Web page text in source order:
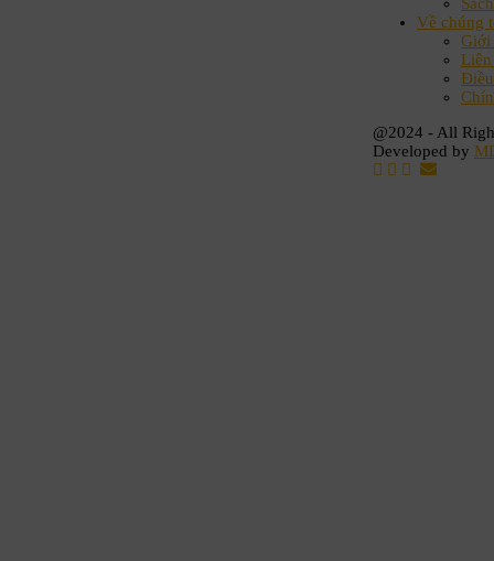
Về chúng
Giới
@2024 - All
Developed by